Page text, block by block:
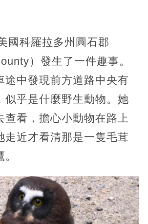
國科羅拉多州圓石郡
）發生了一件趣事。
途中發現前方道路中央有
似乎是什麼野生動物。她
查看，擔心小動物在路上
走近才看清那是一隻毛茸